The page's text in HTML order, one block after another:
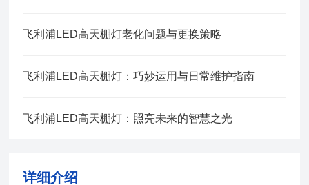
飞利浦LED高天棚灯老化问题与更换策略
飞利浦LED高天棚灯：巧妙运用与日常维护指南
飞利浦LED高天棚灯：照亮未来的智慧之光
详细介绍